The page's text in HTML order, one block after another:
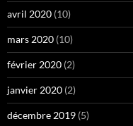
avril 2020 (10)
mars 2020 (10)
février 2020 (2)
janvier 2020 (2)
décembre 2019 (5)